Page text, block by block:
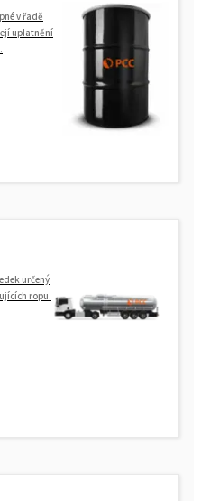
v řadě
uplatnění
určený
ropu.